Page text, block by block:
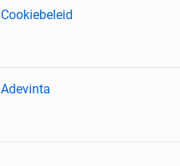
Cookiebeleid
Adevinta